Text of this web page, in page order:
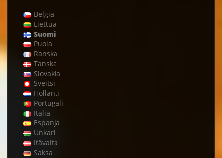
Belgia
Liettua
Suomi
Puola
Ranska
Tanska
Slovakia
Sveitsi
Hollanti
Portugali
Italia
Espanja
Unkari
Itävalta
Saksa